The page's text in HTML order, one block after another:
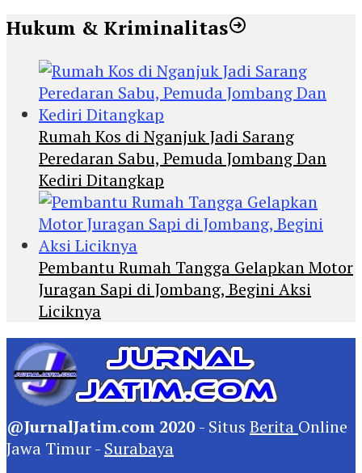
Hukum & Kriminalitas
Rumah Kos di Nganjuk Jadi Sarang
Peredaran Sabu, Pemuda Jombang Dan
Kediri Ditangkap
Pembantu Rumah Tangga Gelapkan Motor
Juragan Sapi di Jombang, Begini Aksi
Liciknya
@JurnalJatim.com 2020 - Situs Berita Online
Jawa Timur - Surabaya